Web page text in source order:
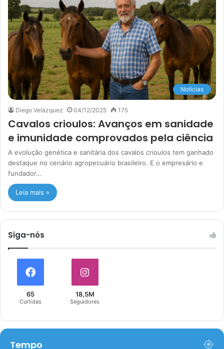
Noticias
Diego Velázquez 04/12/2025 175
Cavalos crioulos: Avanços em sanidade
e imunidade comprovados pela ciência
A evolução genética e sanitária dos cavalos crioulos tem ganhado
destaque no cenário agropecuário brasileiro. E o empresário e
fundador…
Leia mais »
Siga-nós
65
Curtidas
18,5M
Seguidores
Tempo